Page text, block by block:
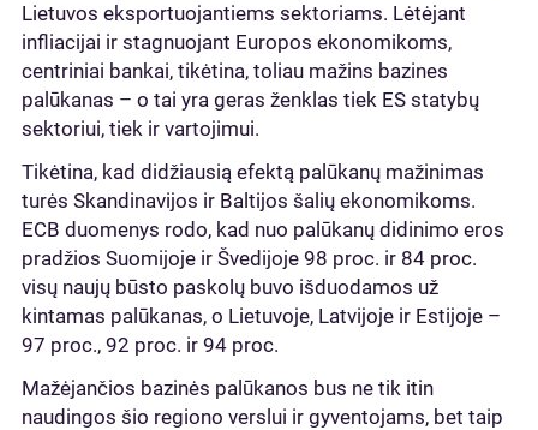
Lietuvos eksportuojantiems sektoriams. Lėtėjant
infliacijai ir stagnuojant Europos ekonomikoms,
centriniai bankai, tikėtina, toliau mažins bazines
palūkanas – o tai yra geras ženklas tiek ES statybų
sektoriui, tiek ir vartojimui.
Tikėtina, kad didžiausią efektą palūkanų mažinimas
turės Skandinavijos ir Baltijos šalių ekonomikoms.
ECB duomenys rodo, kad nuo palūkanų didinimo eros
pradžios Suomijoje ir Švedijoje 98 proc. ir 84 proc.
visų naujų būsto paskolų buvo išduodamos už
kintamas palūkanas, o Lietuvoje, Latvijoje ir Estijoje –
97 proc., 92 proc. ir 94 proc.
Mažėjančios bazinės palūkanos bus ne tik itin
naudingos šio regiono verslui ir gyventojams, bet taip